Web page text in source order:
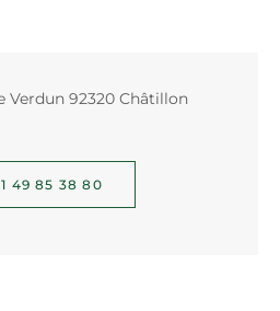
Verdun 92320 Châtillon
49 85 38 80